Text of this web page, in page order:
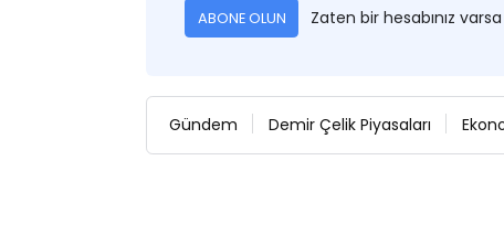
ABONE OLUN Zaten bir hesabınız varsa
Gündem Demir Çelik Piyasaları